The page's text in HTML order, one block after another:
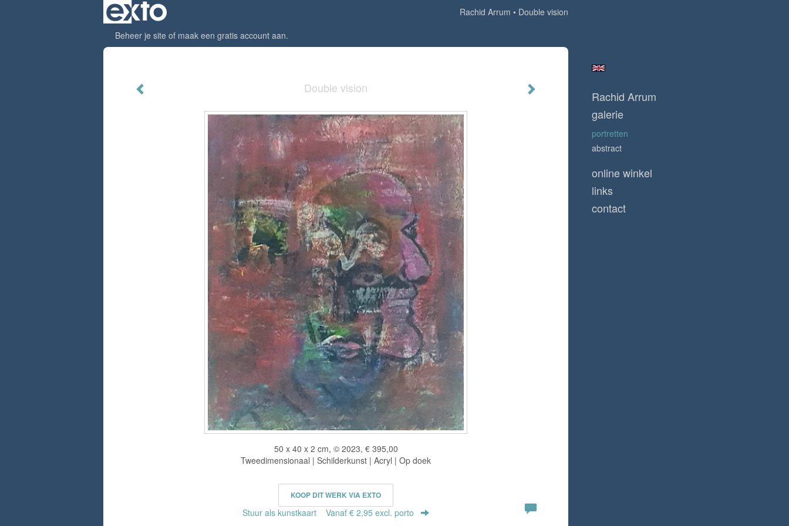
Rachid Arrum
Double vision
Beheer je site of maak een gratis account aan.
Double vision
50 x 40 x 2 cm, © 2023, € 395,00
Tweedimensionaal | Schilderkunst | Acryl | Op doek
KOOP DIT WERK VIA EXTO
Stuur als kunstkaart Vanaf € 2,95 excl. porto
Rachid Arrum
galerie
portretten
abstract
online winkel
links
contact